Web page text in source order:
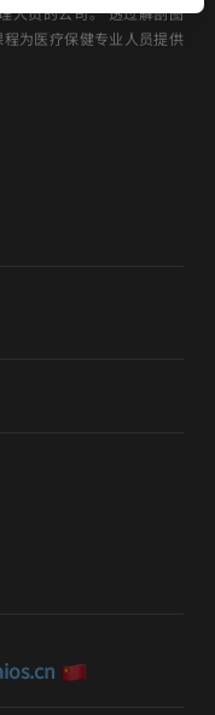
人员的公司。 透过解剖图
为医疗保健专业人员提供